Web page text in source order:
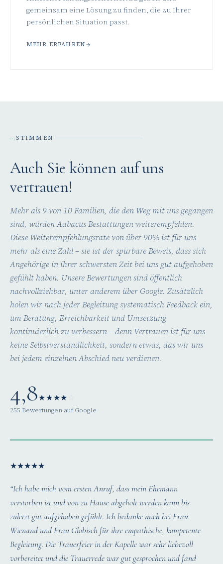
gemeinsam eine Lösung zu finden, die zu Ihrer
persönlichen Situation passt.
MEHR ERFAHREN
03STIMMEN
Auch Sie können auf uns
vertrauen!
Mehr als 9 von 10 Familien, die den Weg mit uns gegangen
sind, würden Aabacus Bestattungen weiterempfehlen.
Diese Weiterempfehlungsrate von über 90% ist für uns
mehr als eine Zahl – sie ist der spürbare Beweis, dass sich
Angehörige in ihrer schwersten Zeit bei uns gut aufgehoben
gefühlt haben. Unsere Bewertungen sind öffentlich
nachvollziehbar, unter anderem über Google. Zusätzlich
holen wir nach jeder Begleitung systematisch Feedback ein,
um Beratung, Erreichbarkeit und Umsetzung
kontinuierlich zu verbessern – denn Vertrauen ist für uns
keine Selbstverständlichkeit, sondern etwas, das wir uns
bei jedem einzelnen Abschied neu verdienen.
4,8★★★★
255 Bewertungen auf Google
★★★★★
“Ich habe mich vom ersten Anruf, dass mein Ehemann
verstorben ist und von zu Hause abgeholt werden kann bis
zuletzt gut aufgehoben gefühlt. Ich bedanke mich bei Frau
Wienand und Frau Globisch für ihre empathische, kompetente
Begleitung. Die Trauerfeier in der Kapelle war sehr liebevoll
vorbereitet und die Trauerrede war gut gesprochen und fand